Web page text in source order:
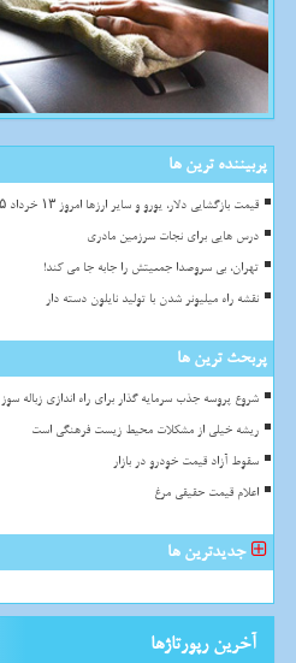
پربیننده ترین ها
قیمت بازگشایی دلار، یورو و سایر ارزها امروز ۱۳ خرداد ۱۴۰۵ به همراه جدول
درس هایی برای نجات سرزمین مادری
تهران، بی سروصدا جمعیتش را جابه جا می کند!
نقشه راه میلیونر شدن با تولید نایلون دسته دار
پربحث ترین ها
شروع پروسه جذب سرمایه گذار برای راه اندازی زباله سوز ۳۰۰ تنی اصفهان
ریشه خیلی از مشکلات محیط زیست فرهنگی است
سقوط آزاد قیمت خودرو در بازار
اعلام قیمت حقیقی مرغ
جدیدترین ها
آخرین رپورتاژها